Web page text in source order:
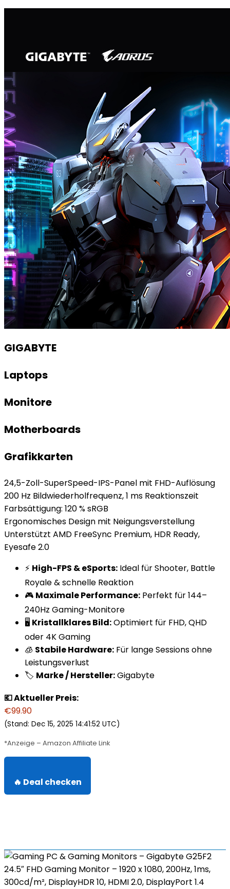
GIGABYTE
Laptops
Monitore
Motherboards
Grafikkarten
24,5-Zoll-SuperSpeed-IPS-Panel mit FHD-Auflösung
200 Hz Bildwiederholfrequenz, 1 ms Reaktionszeit
Farbsättigung: 120 % sRGB
Ergonomisches Design mit Neigungsverstellung
Unterstützt AMD FreeSync Premium, HDR Ready,
Eyesafe 2.0
⚡ High-FPS & eSports: Ideal für Shooter, Battle
Royale & schnelle Reaktion
🎮 Maximale Performance: Perfekt für 144–
240Hz Gaming-Monitore
🖥️ Kristallklares Bild:Optimiert für FHD, QHD
oder 4K Gaming
🧊 Stabile Hardware: Für lange Sessions ohne
Leistungsverlust
🏷️ Marke / Hersteller:Gigabyte
💶 Aktueller Preis:
€99.90
(Stand: Dec 15, 2025 14:41:52 UTC)
*Anzeige – Amazon Affiliate Link
🔥 Deal checken